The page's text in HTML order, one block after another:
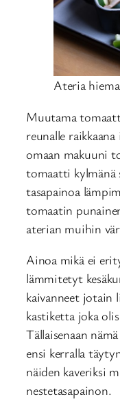
Ateria
Muutama
reunalle
omaan makuuni
tomaatti kylmänä
tasapainoa
tomaatin
aterian muihin
Ainoa mikä ei
lämmitetyt
kaivanneet jotain
kastiketta joka
Tällaisenaan
ensi kerralla
näiden kaveriksi
nestetasapainon.